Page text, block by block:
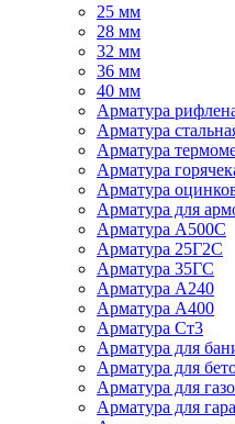
25 мм
28 мм
32 мм
36 мм
40 мм
Арматура
Арматура
Арматура
Арматура
Арматура
Арматура для
Арматура A500С
Арматура 25Г2С
Арматура 35ГС
Арматура А240
Арматура А400
Арматура Ст3
Арматура для
Арматура для
Арматура для
Арматура для